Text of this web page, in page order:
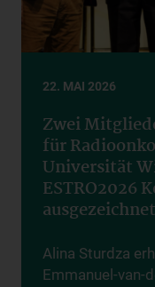
22. MAI 2026
Zwei
für
Universität
ESTRO2026
Alina Sturdza
Emmanuel-van-